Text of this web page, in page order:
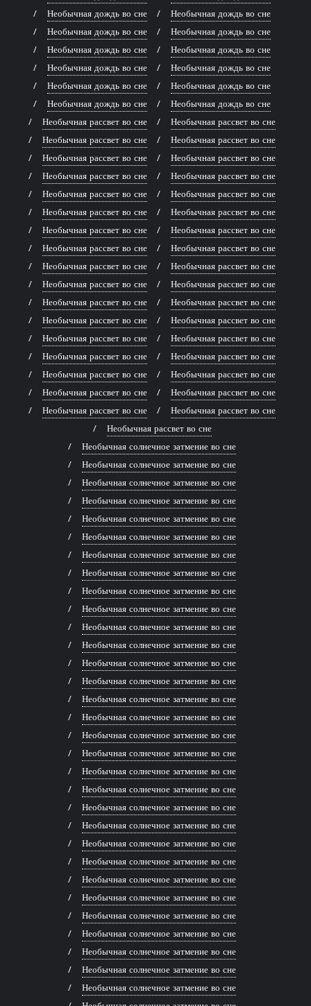
Необычная дождь во сне
Необычная дождь во сне
Необычная дождь во сне
Необычная дождь во сне
Необычная дождь во сне
Необычная дождь во сне
Необычная дождь во сне
Необычная дождь во сне
Необычная дождь во сне
Необычная дождь во сне
Необычная дождь во сне
Необычная дождь во сне
Необычная рассвет во сне
Необычная рассвет во сне
Необычная рассвет во сне
Необычная рассвет во сне
Необычная рассвет во сне
Необычная рассвет во сне
Необычная рассвет во сне
Необычная рассвет во сне
Необычная рассвет во сне
Необычная рассвет во сне
Необычная рассвет во сне
Необычная рассвет во сне
Необычная рассвет во сне
Необычная рассвет во сне
Необычная рассвет во сне
Необычная рассвет во сне
Необычная рассвет во сне
Необычная рассвет во сне
Необычная рассвет во сне
Необычная рассвет во сне
Необычная рассвет во сне
Необычная рассвет во сне
Необычная рассвет во сне
Необычная рассвет во сне
Необычная рассвет во сне
Необычная рассвет во сне
Необычная рассвет во сне
Необычная рассвет во сне
Необычная рассвет во сне
Необычная рассвет во сне
Необычная рассвет во сне
Необычная рассвет во сне
Необычная рассвет во сне
Необычная рассвет во сне
Необычная рассвет во сне
Необычная солнечное затмение во сне
Необычная солнечное затмение во сне
Необычная солнечное затмение во сне
Необычная солнечное затмение во сне
Необычная солнечное затмение во сне
Необычная солнечное затмение во сне
Необычная солнечное затмение во сне
Необычная солнечное затмение во сне
Необычная солнечное затмение во сне
Необычная солнечное затмение во сне
Необычная солнечное затмение во сне
Необычная солнечное затмение во сне
Необычная солнечное затмение во сне
Необычная солнечное затмение во сне
Необычная солнечное затмение во сне
Необычная солнечное затмение во сне
Необычная солнечное затмение во сне
Необычная солнечное затмение во сне
Необычная солнечное затмение во сне
Необычная солнечное затмение во сне
Необычная солнечное затмение во сне
Необычная солнечное затмение во сне
Необычная солнечное затмение во сне
Необычная солнечное затмение во сне
Необычная солнечное затмение во сне
Необычная солнечное затмение во сне
Необычная солнечное затмение во сне
Необычная солнечное затмение во сне
Необычная солнечное затмение во сне
Необычная солнечное затмение во сне
Необычная солнечное затмение во сне